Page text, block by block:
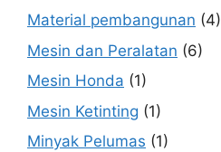
Material pembangunan (4)
Mesin dan Peralatan (6)
Mesin Honda (1)
Mesin Ketinting (1)
Minyak Pelumas (1)